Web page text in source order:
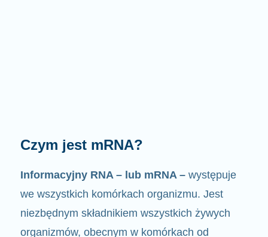
Jak działa mRNA?
Jak sama nazwa wskazuje, mRNA jest
nośnikiem informacji. Oddziałuje z innymi
komponentami komórek, w wyniku czego
powstają białka.